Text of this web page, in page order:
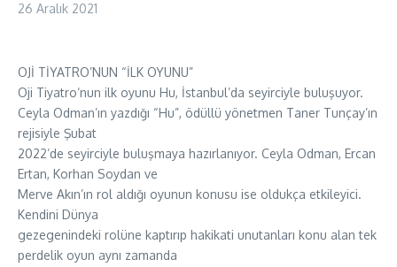
26 Aralık 2021
OJİ TİYATRO’NUN “İLK OYUNU”
Oji Tiyatro‘nun ilk oyunu Hu, İstanbul’da seyirciyle buluşuyor.
Ceyla Odman’ın yazdığı “Hu”, ödüllü yönetmen Taner Tunçay’ın
rejisiyle Şubat
2022’de seyirciyle buluşmaya hazırlanıyor. Ceyla Odman, Ercan
Ertan, Korhan Soydan ve
Merve Akın’ın rol aldığı oyunun konusu ise oldukça etkileyici.
Kendini Dünya
gezegenindeki rolüne kaptırıp hakikati unutanları konu alan tek
perdelik oyun aynı zamanda